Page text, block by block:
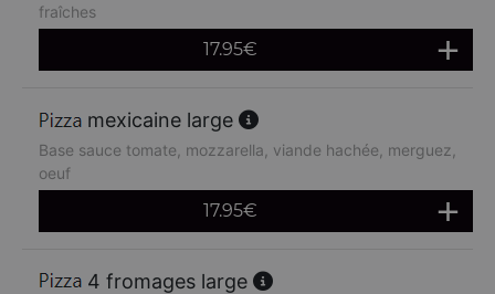
fraîches
17.95€
mexicaine large
Base sauce tomate, mozzarella, viande hachée, merguez,
oeuf
17.95€
4 fromages large